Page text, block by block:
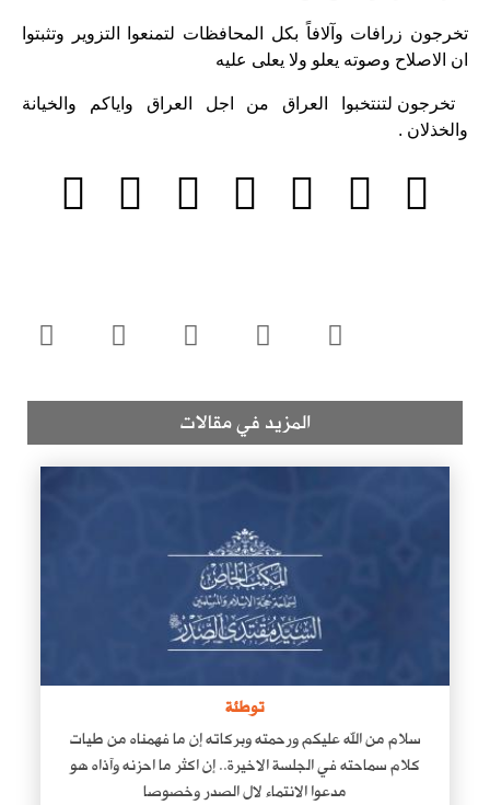
تخرجون زرافات وآلافاً بكل المحافظات لتمنعوا التزوير وتثبتوا
ان الاصلاح وصوته يعلو ولا يعلى عليه
تخرجون لتنتخبوا العراق من اجل العراق واياكم والخيانة
والخذلان .
المزيد في مقالات
توطئة
سلام من الله عليكم ورحمته وبركاته إن ما فهمناه من طيات
كلام سماحته في الجلسة الاخيرة.. إن اكثر ما احزنه وآذاه هو
مدعوا الانتماء لال الصدر وخصوصا